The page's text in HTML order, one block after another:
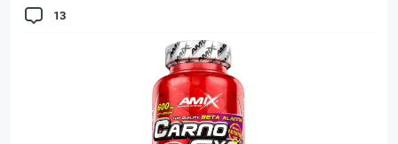
13